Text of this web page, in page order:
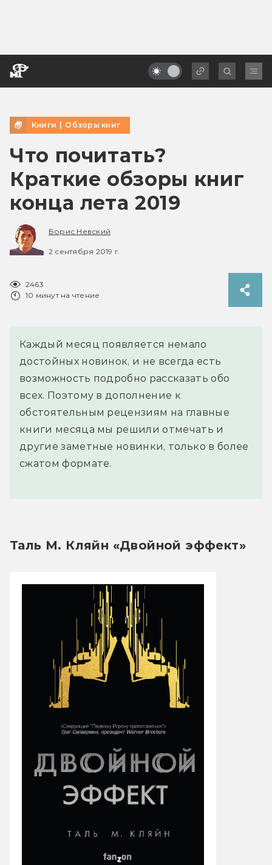
Книги | Обзоры книг
Что почитать?
Краткие обзоры книг
конца лета 2019
Борис Невский
2 сентября 2019 г.
2463
10 минут на чтение
Каждый месяц появляется немало
достойных новинок, и не всегда есть
возможность подробно рассказать обо
всех. Поэтому в дополнение к
обстоятельным рецензиям на главные
книги месяца мы решили отмечать и
другие заметные новинки, только в более
сжатом формате.
Таль М. Кляйн «Двойной эффект»